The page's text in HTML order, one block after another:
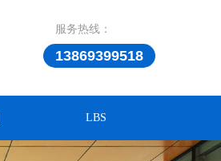
服务热线：
13869399518
LBS